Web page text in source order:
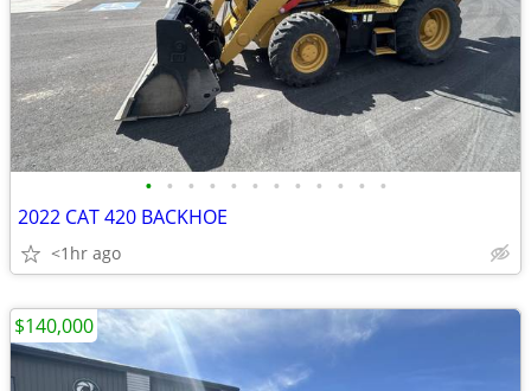
• • • • • • • • • • • •
2022 CAT 420 BACKHOE
<1hr ago
$140,000